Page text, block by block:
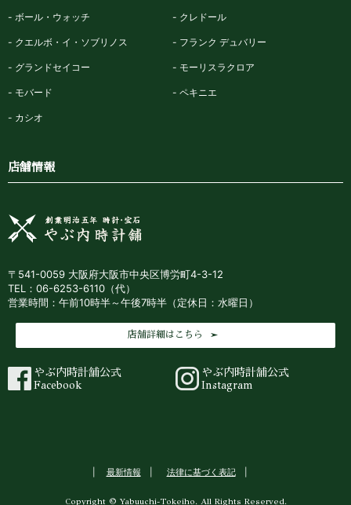
ボール・ウォッチ クレドール
クエルボ・イ・ソブリノス フランク デュバリー
グランドセイコー モーリスラクロア
モバード ペキニエ
カシオ
店舗情報
〒541-0059 大阪府大阪市中央区博労町4-3-12
TEL：06-6253-6110（代）
営業時間：午前10時半～午後7時半（定休日：水曜日）
店舗詳細はこちら
やぶ内時計舗公式
Facebook
やぶ内時計舗公式
Instagram
最新情報 法律に基づく表記
Copyright © Yabuuchi-Tokeiho. All Rights Reserved.